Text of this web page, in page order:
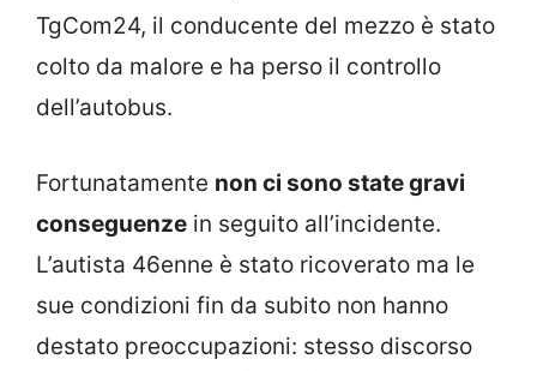
TgCom24, il conducente del mezzo è stato
colto da malore e ha perso il controllo
dell’autobus.
Fortunatamente non ci sono state gravi
conseguenze in seguito all’incidente.
L’autista 46enne è stato ricoverato ma le
sue condizioni fin da subito non hanno
destato preoccupazioni: stesso discorso